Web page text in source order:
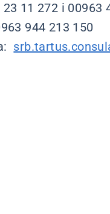
11 272 i 00963
00963 944